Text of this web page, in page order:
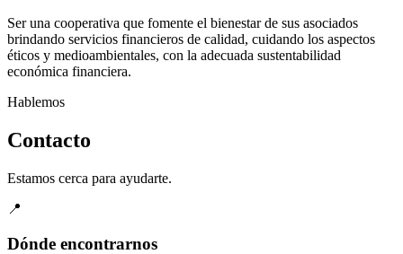
Ser una cooperativa que fomente el bienestar de sus asociados
brindando servicios financieros de calidad, cuidando los aspectos
éticos y medioambientales, con la adecuada sustentabilidad
económica financiera.
Hablemos
Contacto
Estamos cerca para ayudarte.
📍
Dónde encontrarnos